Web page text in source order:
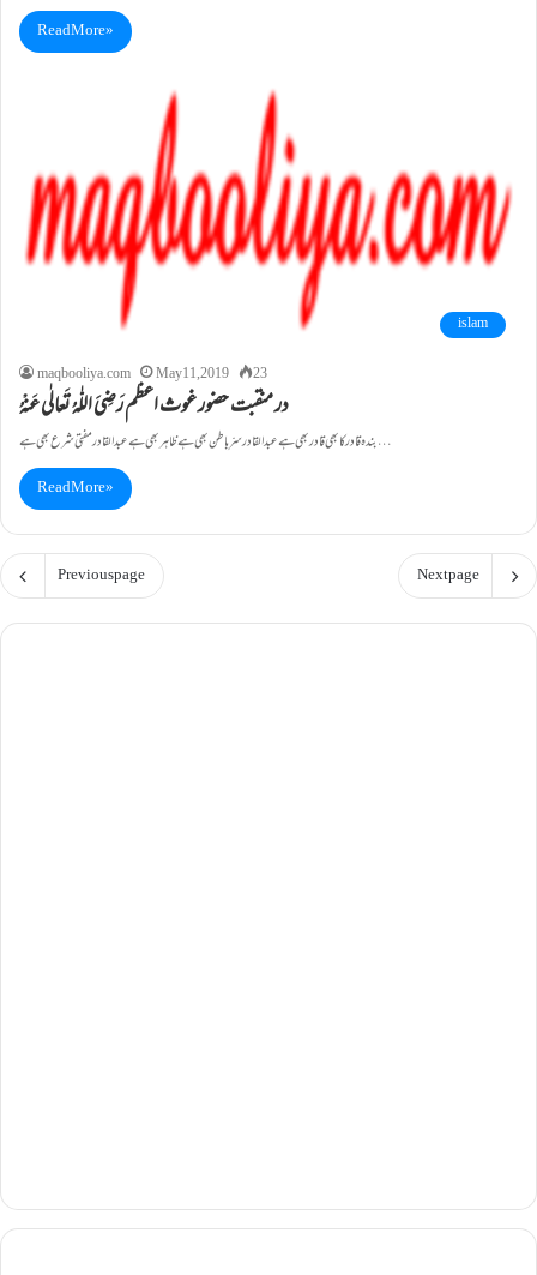
Read More »
islam
maqbooliya.com
May 11, 2019 23
در منقبت حضور غوث اعظم رَضِیَ اللّٰہُ تَعالٰی عَنْہُ
بندہ قادر کا بھی قادر بھی ہے عبدالقادر سرِّ باطن بھی ہے ظاہر بھی ہے عبدالقادر مفتِی شرع بھی ہے…
Read More »
Previous page Next page